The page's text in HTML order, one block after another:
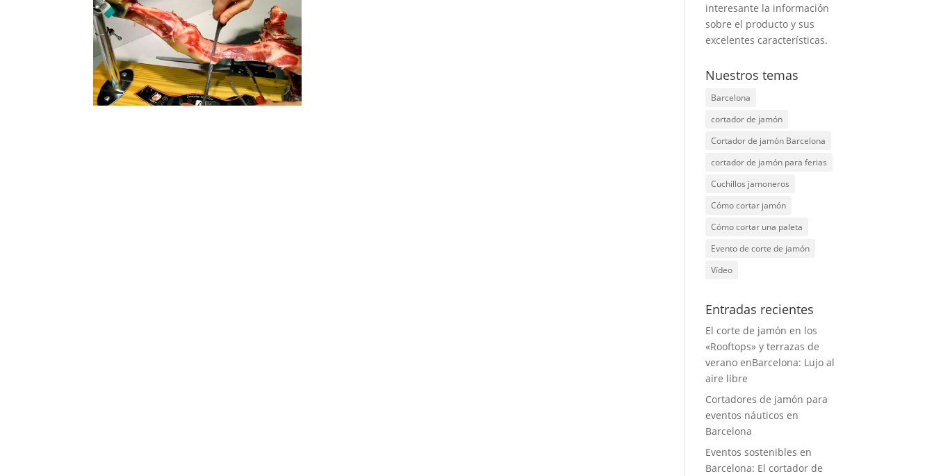
interesante la información
sobre el producto y sus
excelentes características.
Nuestros temas
Barcelona
cortador de jamón
Cortador de jamón Barcelona
cortador de jamón para ferias
Cuchillos jamoneros
Cómo cortar jamón
Cómo cortar una paleta
Evento de corte de jamón
Vídeo
Entradas recientes
El corte de jamón en los
«Rooftops» y terrazas de
verano enBarcelona: Lujo al
aire libre
Cortadores de jamón para
eventos náuticos en
Barcelona
Eventos sostenibles en
Barcelona: El cortador de